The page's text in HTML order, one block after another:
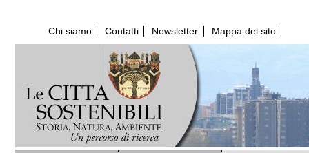
contenuti.
navigazione
Chi siamo Contatti Newsletter Mappa del sito